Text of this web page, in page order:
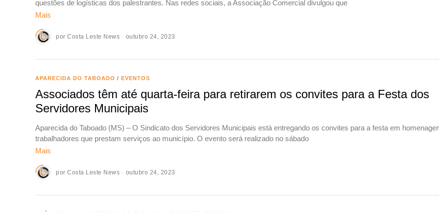
questões de logísticas dos palestrantes. Nas redes sociais, a Associação Comercial divulgou que
Mais
por Costa Leste News outubro 24, 2023
APARECIDA DO TABOADO / EVENTOS
Associados têm até quarta-feira para retirarem os convites para a Festa dos
Servidores Municipais
Aparecida do Taboado (MS) – O Sindicato dos Servidores Municipais está entregando os convites para a festa em
trabalhadores que prestam serviços ao município. O evento será realizado no sábado
Mais
por Costa Leste News outubro 24, 2023